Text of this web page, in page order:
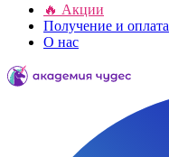
🔥 Акции
Получение и оплата
О нас